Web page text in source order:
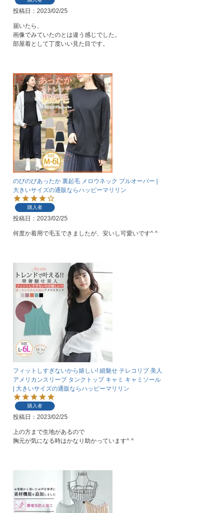
投稿日 2023/02/25
届いたら、
画像でみていたのとは違う感じでした。
部屋着として丁度いい見た目です。
のびのびあったか 裏起毛 メロウネック プルオーバー |
大きいサイズの通販ならハッピーマリリン
購入者
投稿日 2023/02/25
何度か着用で毛玉できましたが、安いし可愛いです^ ^
フィットしすぎないから嬉しい! 細魅せ テレコリブ 美人
アメリカンスリーブ タンクトップ キャミ キャミソール
| 大きいサイズの通販ならハッピーマリリン
購入者
投稿日 2023/02/25
上の方まで生地があるので
胸元が気になる時はかなり助かっています^ ^